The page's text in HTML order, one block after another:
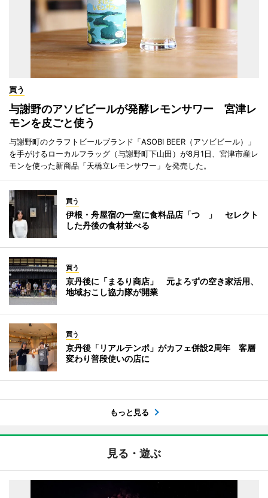
買う
与謝野のアソビビールが発酵レモンサワー 宮津レ
モンを皮ごと使う
与謝野町のクラフトビールブランド「ASOBI BEER（アソビビール）」
を手がけるローカルフラッグ（与謝野町下山田）が8月1日、宮津市産レ
モンを使った新商品「天橋立レモンサワー」を発売した。
買う
伊根・舟屋宿の一室に食料品店「つゝ」 セレクト
した丹後の食材並べる
買う
京丹後に「まるり商店」 元よろずの空き家活用、
地域おこし協力隊が開業
買う
京丹後「リアルテンポ」がカフェ併設2周年 客層
変わり普段使いの店に
もっと見る
見る・遊ぶ